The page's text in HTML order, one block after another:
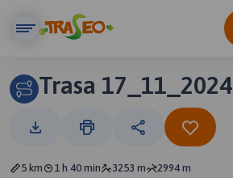
Trasa
5 km 1 h 40 min 3253 m
2994 m